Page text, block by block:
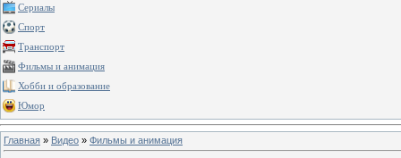
Сериалы
Спорт
Транспорт
Фильмы и анимация
Хобби и образование
Юмор
Главная » Видео » Фильмы и анимация